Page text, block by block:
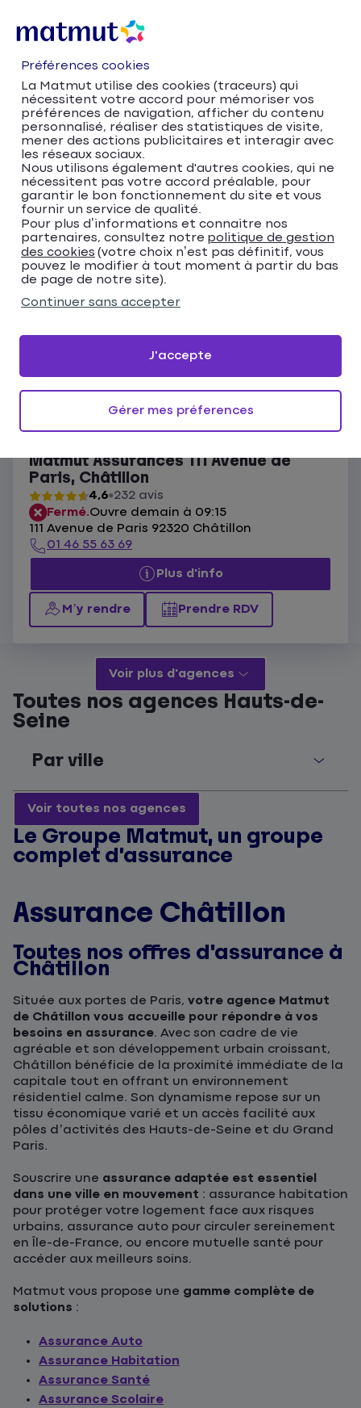
Accueil
Trouver votre agence Matmut
Île-de-France
Hauts-de-Seine
Trouver votre agence
Matmut
Veuillez renseigner une adresse
Me localiser
Ouvert actuellement
Les agences Matmut Châtillon
Carte
Matmut Assurances 111 Avenue de
Paris, Châtillon
4,6 232 avis
Fermé.Ouvre demain à 09:15
111 Avenue de Paris 92320 Châtillon
01 46 55 63 69
Plus d'info
M’y rendre Prendre RDV
Voir plus d'agences
Toutes nos agences Hauts-de-
Seine
Par ville
Voir toutes nos agences
Le Groupe Matmut, un groupe
complet d’assurance
Assurance Châtillon
Toutes nos offres d'assurance à
Châtillon
Située aux portes de Paris, votre agence Matmut
de Châtillon vous accueille pour répondre à vos
besoins en assurance. Avec son cadre de vie
agréable et son développement urbain croissant,
Châtillon bénéficie de la proximité immédiate de la
capitale tout en offrant un environnement
résidentiel calme. Son dynamisme repose sur un
tissu économique varié et un accès facilité aux
pôles d’activités des Hauts-de-Seine et du Grand
Paris.
Souscrire une assurance adaptée est essentiel
dans une ville en mouvement : assurance habitation
pour protéger votre logement face aux risques
urbains, assurance auto pour circuler sereinement
en Île-de-France, ou encore mutuelle santé pour
accéder aux meilleurs soins.
Matmut vous propose une gamme complète de
solutions :
Assurance Auto
Assurance Habitation
Assurance Santé
Assurance Scolaire
Préférences cookies
La Matmut utilise des cookies (traceurs) qui
nécessitent votre accord pour mémoriser vos
préférences de navigation, afficher du contenu
personnalisé, réaliser des statistiques de visite,
mener des actions publicitaires et interagir avec
les réseaux sociaux.
Nous utilisons également d'autres cookies, qui ne
nécessitent pas votre accord préalable, pour
garantir le bon fonctionnement du site et vous
fournir un service de qualité.
Pour plus d’informations et connaitre nos
partenaires, consultez notre politique de gestion
des cookies (votre choix n’est pas définitif, vous
pouvez le modifier à tout moment à partir du bas
de page de notre site).
Continuer sans accepter
Gérer mes préferences
J'accepte